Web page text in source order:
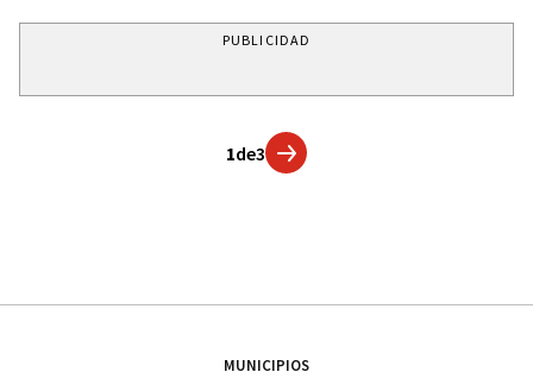
PUBLICIDAD
1de3
MUNICIPIOS